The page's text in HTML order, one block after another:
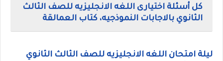
كل أسئلة اختيارى اللغه الانجليزيه للصف الثالث
الثانوي بالاجابات النموذجيه، كتاب العمالقة
ليلة امتحان اللغه الانجليزيه للصف الثالث الثانوي